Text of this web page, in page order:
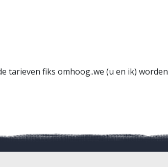
tarieven fiks omhoog..we (u en ik) worden